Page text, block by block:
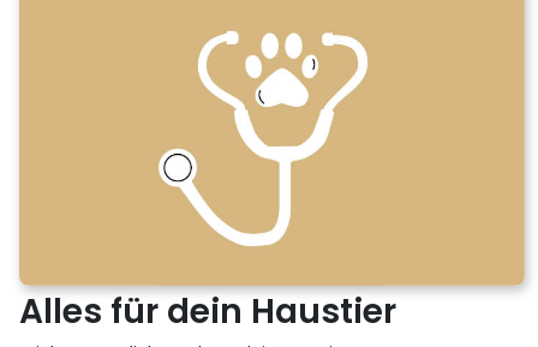
Alles für dein Haustier